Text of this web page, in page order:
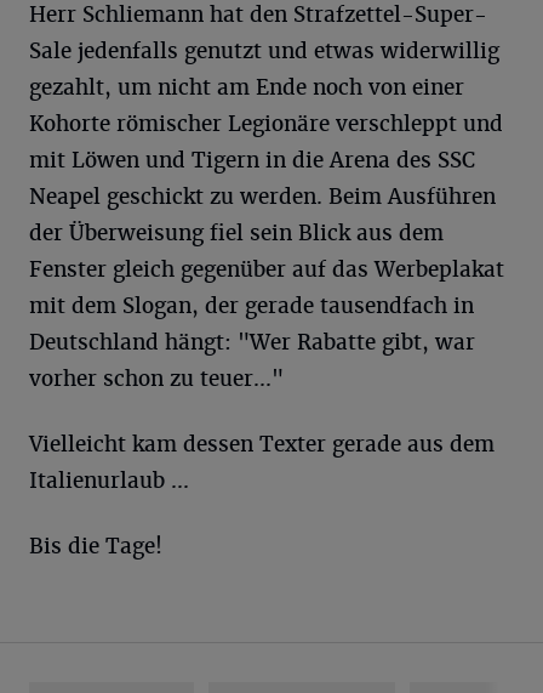
Herr Schliemann hat den Strafzettel-Super-
Sale jedenfalls genutzt und etwas widerwillig
gezahlt, um nicht am Ende noch von einer
Kohorte römischer Legionäre verschleppt und
mit Löwen und Tigern in die Arena des SSC
Neapel geschickt zu werden. Beim Ausführen
der Überweisung fiel sein Blick aus dem
Fenster gleich gegenüber auf das Werbeplakat
mit dem Slogan, der gerade tausendfach in
Deutschland hängt: "Wer Rabatte gibt, war
vorher schon zu teuer..."
Vielleicht kam dessen Texter gerade aus dem
Italienurlaub ...
Bis die Tage!